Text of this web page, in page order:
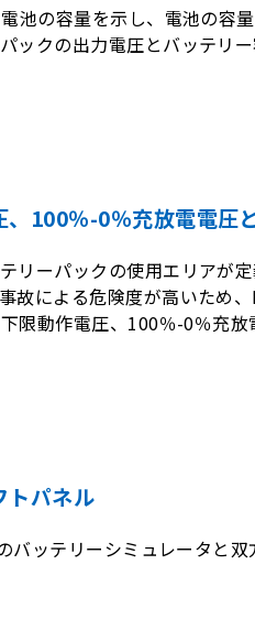
池の容量を示し、電池の容
ックの出力電圧とバッテリ
100％-0％充放電電圧
リーパックの使用エリアが
故による危険度が高いため
限動作電圧、100％-0％充放
トパネル
ッテリーシミュレータと